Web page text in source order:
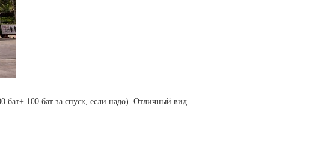
бат+ 100 бат за спуск, если надо). Отличный вид